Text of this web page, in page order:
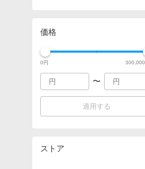
価格
0円 300,000
〜
適用する
ストア